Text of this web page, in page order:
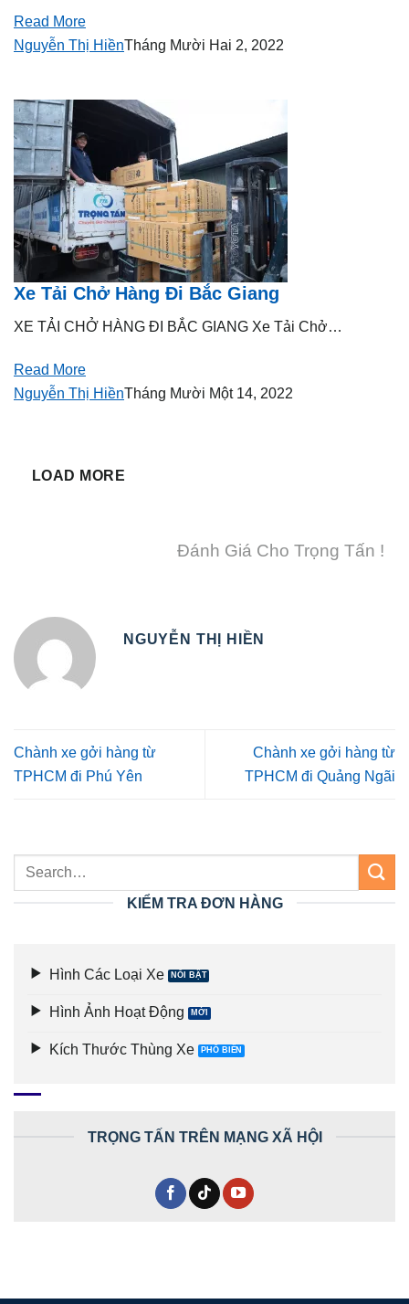
Read More
Nguyễn Thị HiềnTháng Mười Hai 2, 2022
Xe Tải Chở Hàng Đi Bắc Giang
XE TẢI CHỞ HÀNG ĐI BẮC GIANG Xe Tải Chở…
Read More
Nguyễn Thị HiềnTháng Mười Một 14, 2022
LOAD MORE
Đánh Giá Cho Trọng Tấn !
NGUYỄN THỊ HIỀN
Chành xe gởi hàng từ
TPHCM đi Phú Yên
Chành xe gởi hàng từ
TPHCM đi Quảng Ngãi
KIỂM TRA ĐƠN HÀNG
Hình Các Loại Xe
Hình Ảnh Hoạt Động
Kích Thước Thùng Xe
TRỌNG TẤN TRÊN MẠNG XÃ HỘI